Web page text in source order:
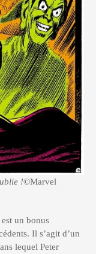
!©Marvel
un bonus
Il s’agit d’un
lequel Peter